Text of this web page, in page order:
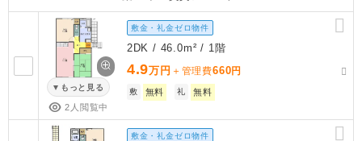
もっと見る
2人閲覧中
敷金・礼金ゼロ物件
2DK / 46.0m² / 1階
4.9万円 ＋管理費660円
敷 無料 礼 無料
敷金・礼金ゼロ物件